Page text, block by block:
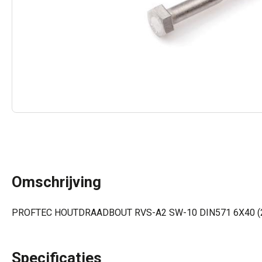
Omschrijving
PROFTEC HOUTDRAADBOUT RVS-A2 SW-10 DIN571 6X40
Specificaties